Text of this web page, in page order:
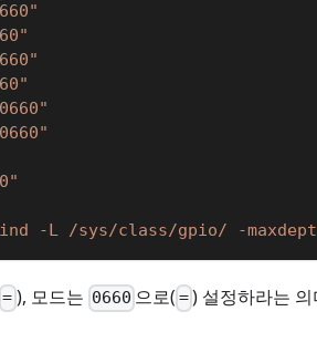
-L /sys/class/gpio/ -
=), 모드는 0660 으로( =) 설정하라는 의